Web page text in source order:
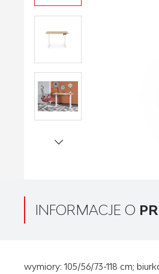
INFORMACJE O
wymiory: 105/56/73-118 cm;